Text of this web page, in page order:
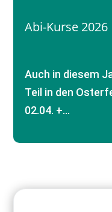
Abi-Kurse 2026
Auch in diesem
Teil in den
02.04. +…